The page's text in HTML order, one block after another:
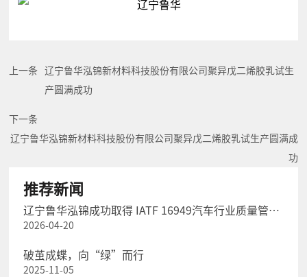
上一条
辽宁鲁华泓锦新材料科技股份有限公司聚异戊二烯胶乳试生
产圆满成功
下一条
辽宁鲁华泓锦新材料科技股份有限公司聚异戊二烯胶乳试生产圆满成
功
推荐新闻
辽宁鲁华泓锦成功取得 IATF 16949汽车行业质量管理
体系认证
2026-04-20
破茧成蝶，向“绿”而行
2025-11-05